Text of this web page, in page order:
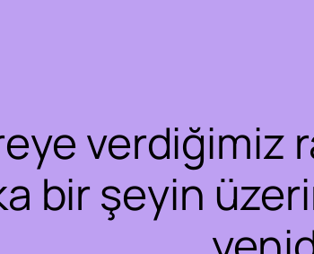
verdiğimiz
bir şeyin